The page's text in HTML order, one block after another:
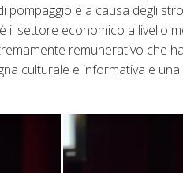
e a causa degli
il settore economico a livello
remunerativo che
culturale e informativa e